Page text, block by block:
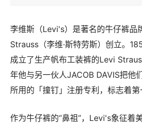
李维斯（Levi's）是著名的牛仔裤品
Strauss（李维·斯特劳斯）创立。
成立了生产帆布工装裤的Levi
年他与另一伙人JACOB DAVIS把他
所用的「撞钉」注册专利，标志着第
作为牛仔裤的“鼻祖”，Levi's象征着